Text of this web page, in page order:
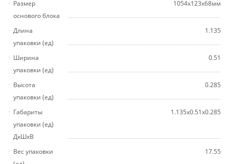
Размер
основого блока
1054x123x68мм
Длина
упаковки (ед)
1.135
Ширина
упаковки (ед)
0.51
Высота
упаковки (ед)
0.285
Габариты
упаковки (ед)
ДхШхВ
1.135x0.51x0.285
Вес упаковки
17.55